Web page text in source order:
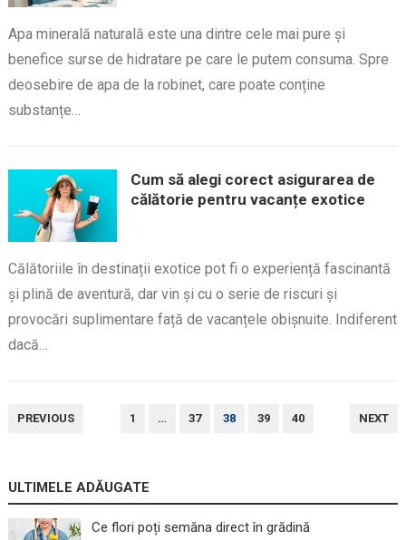
Apa minerală naturală este una dintre cele mai pure și
benefice surse de hidratare pe care le putem consuma. Spre
deosebire de apa de la robinet, care poate conține
substanțe…
Cum să alegi corect asigurarea de
călătorie pentru vacanțe exotice
Călătoriile în destinații exotice pot fi o experiență fascinantă
și plină de aventură, dar vin și cu o serie de riscuri și
provocări suplimentare față de vacanțele obișnuite. Indiferent
dacă…
PAGINAȚIE
PREVIOUS 1 … 37 38 39 40 NEXT
ULTIMELE ADĂUGATE
Ce flori poți semăna direct în grădină